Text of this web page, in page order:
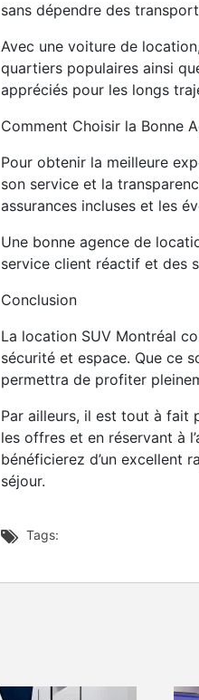
sans dépendre des
Avec une voiture de
quartiers populaires ainsi
appréciés pour les longs
Comment Choisir la Bonne
Pour obtenir la meilleure
son service et la
assurances incluses et les
Une bonne agence de
service client réactif et des
Conclusion
La location SUV Montréal
sécurité et espace. Que ce
permettra de profiter
Par ailleurs, il est tout à fait
les offres et en réservant à
bénéficierez d’un excellent
séjour.
 Tags: